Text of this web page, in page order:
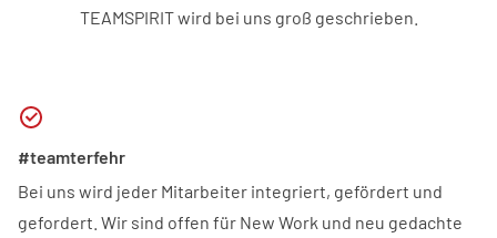
TEAMSPIRIT wird bei uns groß geschrieben.
#teamterfehr
Bei uns wird jeder Mitarbeiter integriert, gefördert und
gefordert. Wir sind offen für New Work und neu gedachte